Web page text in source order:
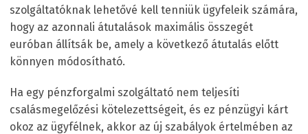
szolgáltatóknak lehetővé kell tenniük ügyfeleik számára,
hogy az azonnali átutalások maximális összegét
euróban állítsák be, amely a következő átutalás előtt
könnyen módosítható.
Ha egy pénzforgalmi szolgáltató nem teljesíti
csalásmegelőzési kötelezettségeit, és ez pénzügyi kárt
okoz az ügyfélnek, akkor az új szabályok értelmében az